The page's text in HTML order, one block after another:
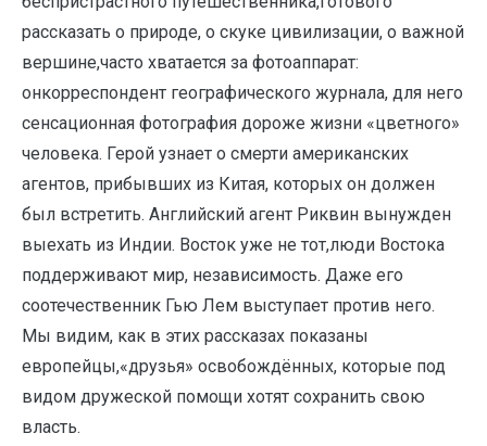
рассказать о природе, о скуке цивилизации, о важной
вершине,часто хватается за фотоаппарат:
онкорреспондент географического журнала, для него
сенсационная фотография дороже жизни «цветного»
человека. Герой узнает о смерти американских
агентов, прибывших из Китая, которых он должен
был встретить. Английский агент Риквин вынужден
выехать из Индии. Восток уже не тот,люди Востока
поддерживают мир, независимость. Даже его
соотечественник Гью Лем выступает против него.
Мы видим, как в этих рассказах показаны
европейцы,«друзья» освобождённых, которые под
видом дружеской помощи хотят сохранить свою
власть.